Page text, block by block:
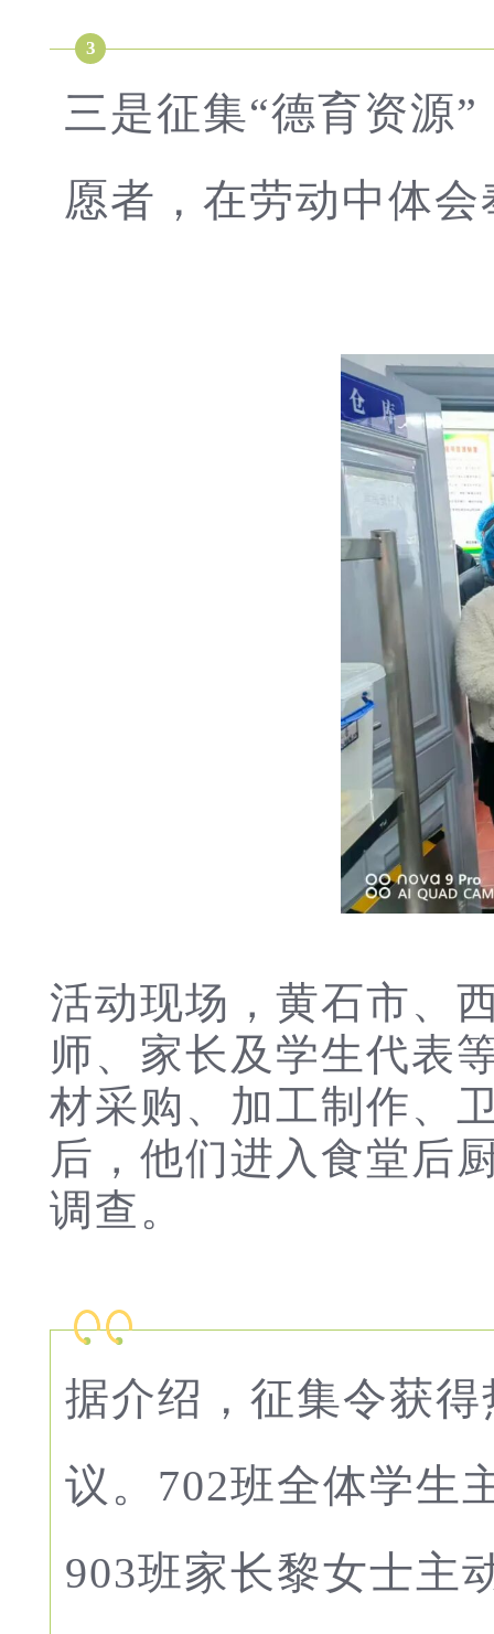
3
三是征集“德育资源
愿者，在劳动中体
活动现场，黄石市、
师、家长及学生代表
材采购、加工制作、
后，他们进入食堂后
调查。
据介绍，征集令获
议。702班全体学生
903班家长黎女士主